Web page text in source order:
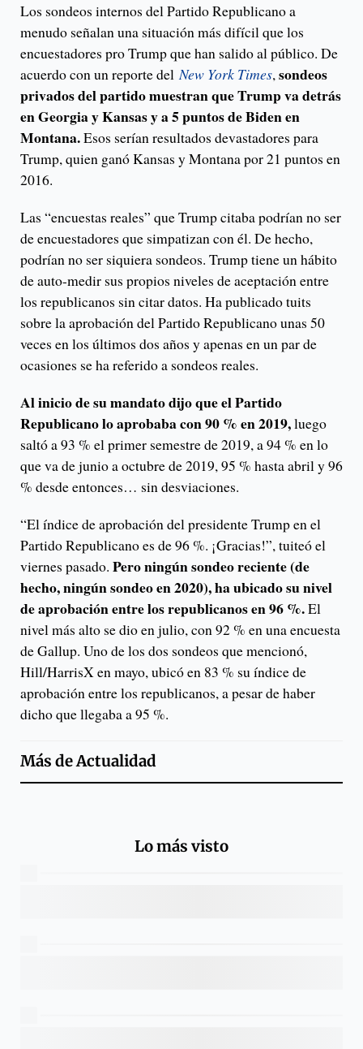
Los sondeos internos del Partido Republicano a
menudo señalan una situación más difícil que los
encuestadores pro Trump que han salido al público. De
acuerdo con un reporte delNew York Times,sondeos
privados del partido muestran que Trump va detrás
en Georgia y Kansas y a 5 puntos de Biden en
Montana.Esos serían resultados devastadores para
Trump, quien ganó Kansas y Montana por 21 puntos en
2016.
Las “encuestas reales” que Trump citaba podrían no ser
de encuestadores que simpatizan con él. De hecho,
podrían no ser siquiera sondeos. Trump tiene un hábito
de auto-medir sus propios niveles de aceptación entre
los republicanos sin citar datos. Ha publicado tuits
sobre la aprobación del Partido Republicano unas 50
veces en los últimos dos años y apenas en un par de
ocasiones se ha referido a sondeos reales.
Al inicio de su mandato dijo que el Partido
Republicano lo aprobaba con 90 % en 2019,luego
saltó a 93 % el primer semestre de 2019, a 94 % en lo
que va de junio a octubre de 2019, 95 % hasta abril y 96
% desde entonces… sin desviaciones.
“El índice de aprobación del presidente Trump en el
Partido Republicano es de 96 %. ¡Gracias!”, tuiteó el
viernes pasado. Pero ningún sondeo reciente (de
hecho, ningún sondeo en 2020), ha ubicado su nivel
de aprobación entre los republicanos en 96 %.El
nivel más alto se dio en julio, con 92 % en una encuesta
de Gallup. Uno de los dos sondeos que mencionó,
Hill/HarrisX en mayo, ubicó en 83 % su índice de
aprobación entre los republicanos, a pesar de haber
dicho que llegaba a 95 %.
Más deActualidad
Lo más visto